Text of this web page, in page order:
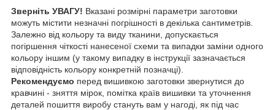
Зверніть УВАГУ! Вказані розмірні параметри заготовки
можуть містити незначні погрішності в декілька сантиметрів.
Залежно від кольору та виду тканини, допускається
погіршення чіткості нанесеної схеми та випадки заміни одного
кольору іншим (у такому випадку в інструкції зазначається
відповідність кольору конкретній позначці).
Рекомендуємо перед вишивкою заготовки звернутися до
кравчині - зняття мірок, помітка країв вишивки та уточнення
деталей пошиття виробу стануть вам у нагоді, як під час